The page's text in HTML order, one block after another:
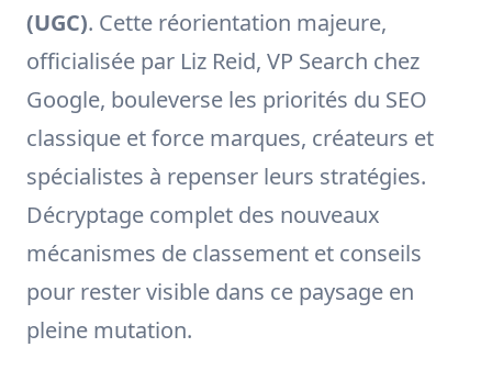
(UGC). Cette réorientation majeure,
officialisée par Liz Reid, VP Search chez
Google, bouleverse les priorités du SEO
classique et force marques, créateurs et
spécialistes à repenser leurs stratégies.
Décryptage complet des nouveaux
mécanismes de classement et conseils
pour rester visible dans ce paysage en
pleine mutation.